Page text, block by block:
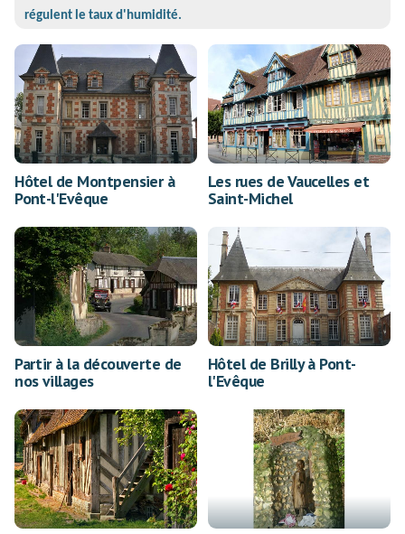
régulent le taux d'humidité.
Hôtel de Montpensier à
Pont-l'Evêque
Les rues de Vaucelles et
Saint-Michel
Partir à la découverte de
nos villages
Hôtel de Brilly à Pont-
l'Evêque